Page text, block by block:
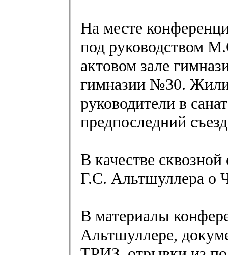
На месте
под руководством
актовом зале
гимназии №30. Жили
руководители в
предпоследний
В качестве
Г.С. Альтшуллера о
В материалы
Альтшуллере,